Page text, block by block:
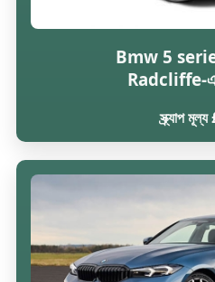
Bmw 5
Radcliffe-এ
স্ক্র্যাপ